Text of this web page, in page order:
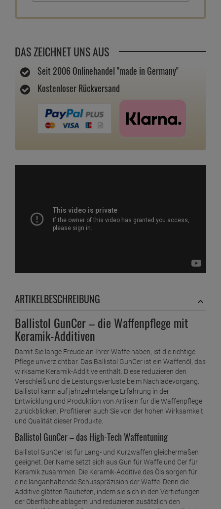
DAS ZEICHNET UNS AUS
Seit 2006 Onlinehandel "made in Germany"
Kostenloser Rückversand
ARTIKELBESCHREIBUNG
Ballistol GunCer – die Waffenpflege mit
Keramik-Additiven
Damit Sie lange Freude an Ihrer Waffe haben, ist die richtige
Pflege unverzichtbar. Das Ballistol GunCer ist ein Waffenöl, das
wirksame Keramik-Additive enthält. Diese reduzieren den
Verschleiß und die Leistungsverluste beim Nachladevorgang.
Ballistol kann auf jahrzehntelange Erfahrung in der
Entwicklung und Produktion von Artikeln für die Waffenpflege
zurückblicken. Profitieren auch Sie von der hohen Wirksamkeit
und Qualität dieser Produkte.
Ballistol GunCer – das High-Tech Waffentuning
Ballistol GunCer ist für Lang- und Kurzwaffen gleichermaßen
geeignet. Der Name setzt sich aus Gun für Waffe und Cer für
Keramik zusammen. Die Keramik-Additive des Öls sorgen für
eine langanhaltende Schusspräzision der Waffe. Denn die
Additive glätten Rautiefen, indem sie sich in den Vertiefungen
der Oberfläche ablagern und reduzieren zusätzlich den